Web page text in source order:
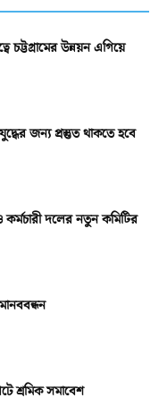
চট্টগ্রামের উন্নয়ন এগিয়ে
জন্য প্রস্তুত থাকতে হবে
কর্মচারী দলের নতুন কমিটির
শ্রমিক সমাবেশ